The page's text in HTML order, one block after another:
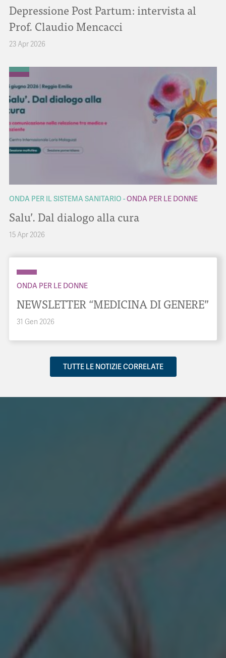
Depressione Post Partum: intervista al
Prof. Claudio Mencacci
23 Apr 2026
ONDA PER IL SISTEMA SANITARIO ONDA PER LE DONNE
Salu’. Dal dialogo alla cura
15 Apr 2026
ONDA PER LE DONNE
NEWSLETTER “MEDICINA DI GENERE”
31 Gen 2026
TUTTE LE NOTIZIE CORRELATE